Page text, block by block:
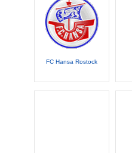
FC Hansa Rostock